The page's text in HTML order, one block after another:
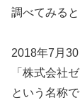
調べてみると
2018年7月30
「株式会社
という名称で